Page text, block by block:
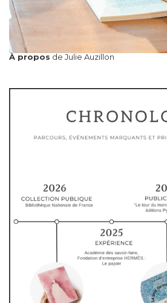
À propos de Julie Auzillon